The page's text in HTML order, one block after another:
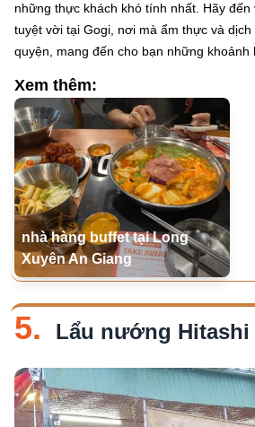
những thực khách khó tính nhất. Hãy
tuyệt vời tại Gogi, nơi mà ẩm thực và dịch
quyện, mang đến cho bạn những khoảnh
Xem thêm:
nhà hàng buffet tại Long
Xuyên An Giang
5. Lẩu nướng Hitashi